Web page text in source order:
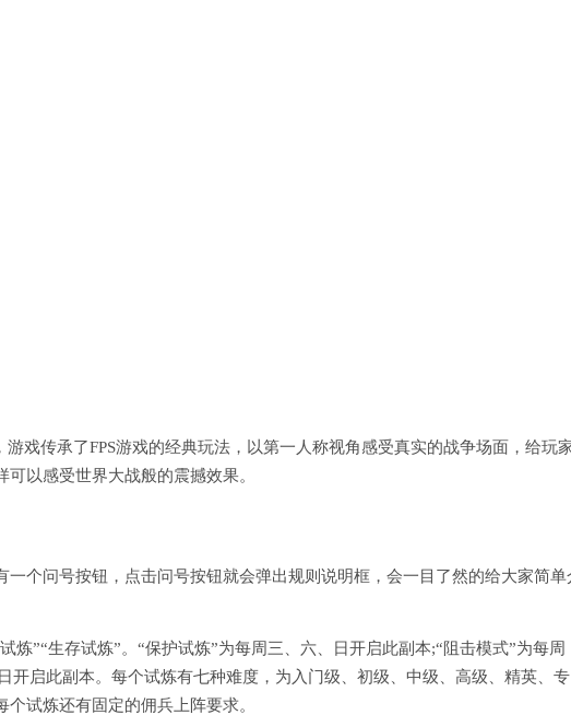
游戏传承了FPS游戏的经典玩法，以第一人称视角感受真实的战争场面，给玩
以感受世界大战般的震撼效果。
个问号按钮，点击问号按钮就会弹出规则说明框，会一目了然的给大家简单
炼”“生存试炼”。“保护试炼”为每周三、六、日开启此副本;“阻击模式”为每周
开启此副本。每个试炼有七种难度，为入门级、初级、中级、高级、精英、专
试炼还有固定的佣兵上阵要求。